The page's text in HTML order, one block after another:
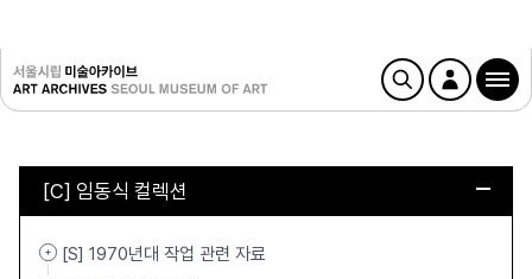
[C] 임동식 컬렉션
[S] 1970년대 작업 관련 자료